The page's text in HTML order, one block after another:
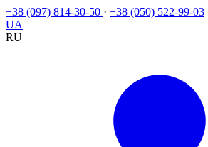
+38 (097) 814-30-50 · +38 (050) 522-99-03
UA
RU